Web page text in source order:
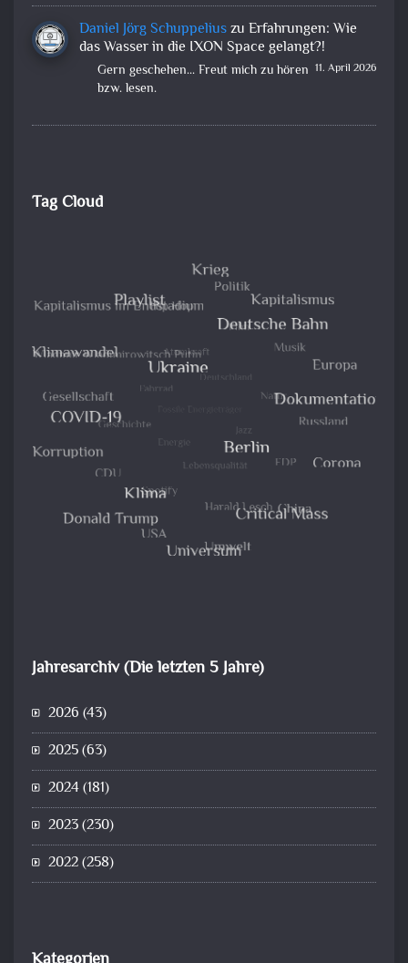
Daniel Jörg Schuppeliuszu Erfahrungen: Wie
das Wasser in die IXON Space gelangt?!
11. April 2026
Gern geschehen... Freut mich zu hören
bzw. lesen.
Tag Cloud
Jahresarchiv (Die letzten 5 Jahre)
2026 (43)
2025(63)
2024(181)
2023(230)
2022(258)